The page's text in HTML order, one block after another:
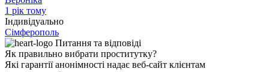
1 рік тому
Індивідуально
Сімферополь
Питання та відповіді
Як правильно вибрати проститутку?
Які гарантії анонімності надає веб-сайт клієнтам